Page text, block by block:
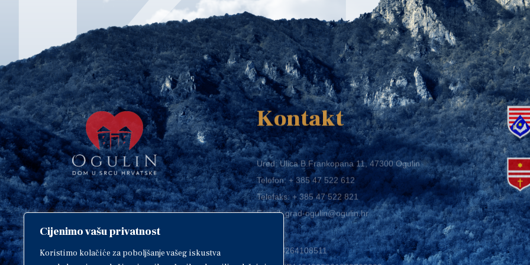
Cijenimo vašu privatnost
Koristimo kolačiće za poboljšanje vašeg iskustva
Copyright © 2018. Grad Ogulin,
sva prava pridržana.
Kontakt
Ured: Ulica B.Frankopana 11, 47300 Ogulin
Telefon:+ 385 47 522 612
Telefaks:+ 385 47 522 821
E-mail:grad-ogulin@ogulin.hr
OIB: 58264108511
IBAN: HR1424020061829700009